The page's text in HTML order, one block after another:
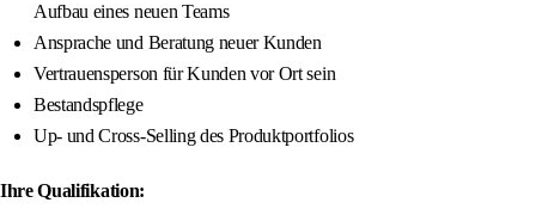
Aufbau eines neuen Teams
Ansprache und Beratung neuer Kunden
Vertrauensperson für Kunden vor Ort sein
Bestandspflege
Up- und Cross-Selling des Produktportfolios
Ihre Qualifikation: